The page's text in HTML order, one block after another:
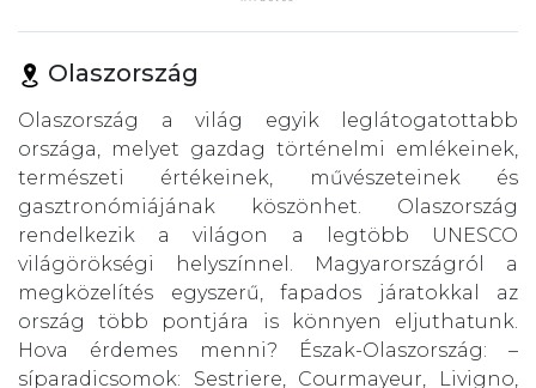
Olaszország
Olaszország a világ egyik leglátogatottabb
országa, melyet gazdag történelmi emlékeinek,
természeti értékeinek, művészeteinek és
gasztronómiájának köszönhet. Olaszország
rendelkezik a világon a legtöbb UNESCO
világörökségi helyszínnel. Magyarországról a
megközelítés egyszerű, fapados járatokkal az
ország több pontjára is könnyen eljuthatunk.
Hova érdemes menni? Észak-Olaszország: –
síparadicsomok: Sestriere, Courmayeur, Livigno,